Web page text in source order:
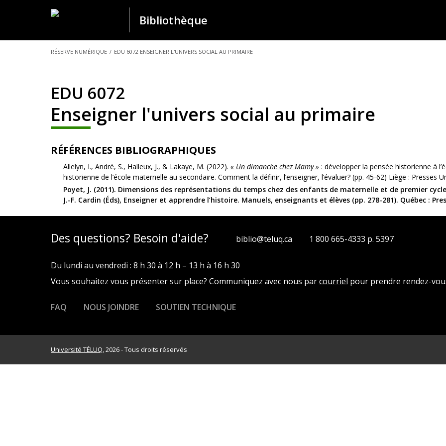
Bibliothèque
VOUS
RÉSERVE NUMÉRIQUE / EDU 6072 ENSEIGNER L'UNIVERS SOCIAL AU PRIMAIRE
EDU 6072
Enseigner l'univers social au primaire
RÉFÉRENCES BIBLIOGRAPHIQUES
Allelyn, I., André, S., Halleux, J., & Lakaye, M. (2022). « Un dimanche chez Mamy » : développer la pensée historienne à
historienne de l’école maternelle au secondaire. Comment la définir, l’enseigner, l’évaluer? (pp. 45-62) Liège : Presses
Poyet, J. (2011). Dimensions des représentations du temps chez des enfants de maternelle et de premier
J.-F. Cardin (Éds), Enseigner et apprendre l’histoire. Manuels, enseignants et élèves (pp. 278-281). Québec :
Des questions? Besoin d'aide? biblio@teluq.ca 1 800 665-4333 p. 5397
Du lundi au vendredi : 8 h 30 à 12 h – 13 h à 16 h 30
Vous souhaitez vous présenter sur place? Communiquez avec nous parcourriel pour prendre rendez-
FAQ NOUS JOINDRE SOUTIEN TECHNIQUE
Université TÉLUQ, 2026 - Tous droits réservés